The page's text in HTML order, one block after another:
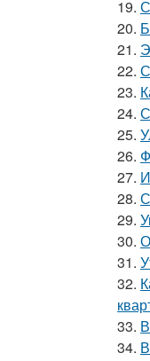
19.
20.
21.
22.
23.
24.
25.
26.
27.
28.
29.
30.
31.
32.
33.
34.